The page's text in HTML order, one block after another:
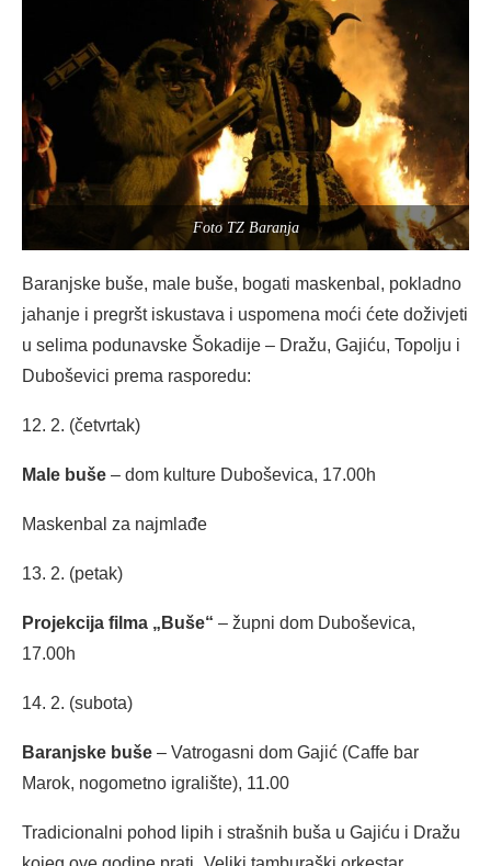
Foto TZ Baranja
Baranjske buše, male buše, bogati maskenbal, pokladno
jahanje i pregršt iskustava i uspomena moći ćete doživjeti
u selima podunavske Šokadije – Dražu, Gajiću, Topolju i
Duboševici prema rasporedu:
12. 2. (četvrtak)
Male buše – dom kulture Duboševica, 17.00h
Maskenbal za najmlađe
13. 2. (petak)
Projekcija filma „Buše“ – župni dom Duboševica,
17.00h
14. 2. (subota)
Baranjske buše – Vatrogasni dom Gajić (Caffe bar
Marok, nogometno igralište), 11.00
Tradicionalni pohod lipih i strašnih buša u Gajiću i Dražu